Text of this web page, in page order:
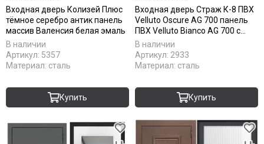
Входная дверь Колизей Плюс
тёмное серебро антик панель
массив Валенсия белая эмаль
В наличии
Артикул: 5357
Материал: сталь
Купить
Входная дверь Страж К-8 ПВХ
Velluto Oscure AG 700 панель
ПВХ Velluto Bianco AG 700 c
зеркало INFINITY
В наличии
Артикул: 2933
Материал: сталь
Купить